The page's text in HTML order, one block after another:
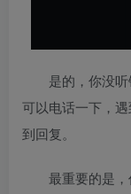
是的，你没
可以电话一下，
到回复。
最重要的是